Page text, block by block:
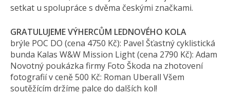
setkat u spolupráce s dvěma českými značkami.
GRATULUJEME VÝHERCŮM LEDNOVÉHO KOLA
brýle POC DO (cena 4750 Kč): Pavel Šťastný cyklistická
bunda Kalas W&W Mission Light (cena 2790 Kč): Adam
Novotný poukázka firmy Foto Škoda na zhotovení
fotografií v ceně 500 Kč: Roman Uberall Všem
soutěžícím držíme palce do dalších kol!